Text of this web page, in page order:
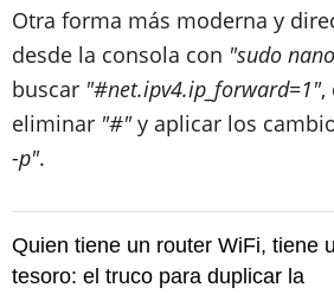
Otra forma más moderna y
desde la consola con "sudo
buscar "#net.ipv4.ip_forward=1",
eliminar "#"y aplicar los
-p".
Quien tiene un router WiFi, tiene
tesoro: el truco para duplicar la